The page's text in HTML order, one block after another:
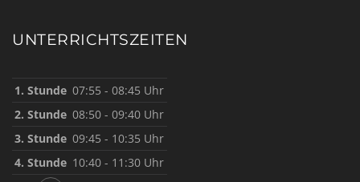
UNTERRICHTSZEITEN
1. Stunde 07:55 - 08:45 Uhr
2. Stunde 08:50 - 09:40 Uhr
3. Stunde 09:45 - 10:35 Uhr
4. Stunde 10:40 - 11:30 Uhr